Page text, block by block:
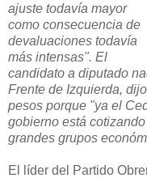
ajuste todavía mayor
como consecuencia de
devaluaciones todavía
más intensas". El
candidato a diputado
Frente de Izquierda,
pesos porque "ya el
gobierno está
grandes grupos
El líder del Partido